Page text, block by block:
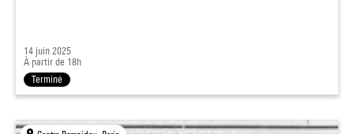
14 juin 2025
À partir de 18h
Terminé